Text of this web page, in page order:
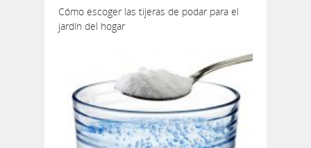
Cómo escoger las tijeras de podar para el
jardín del hogar